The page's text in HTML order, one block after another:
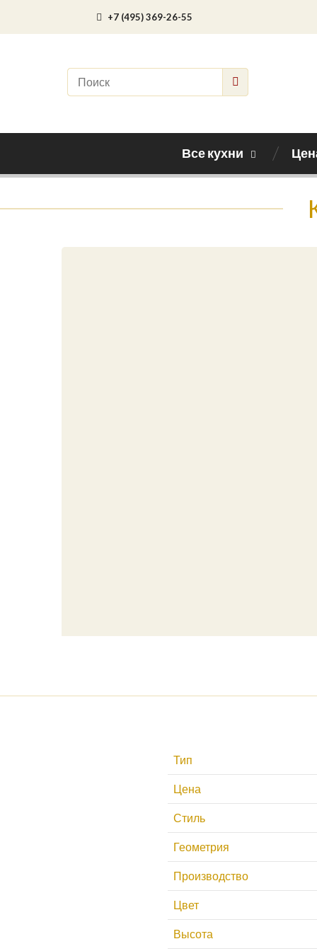
+7 (495) 369-26-55
Все кухни
Тип
Цена
Стиль
Геометрия
Производство
Цвет
Высота